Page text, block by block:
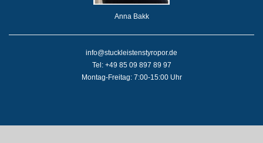
Anna Bakk
info@stuckleistenstyropor.de
Tel: +49 85 09 897 89 97
Montag-Freitag: 7:00-15:00 Uhr